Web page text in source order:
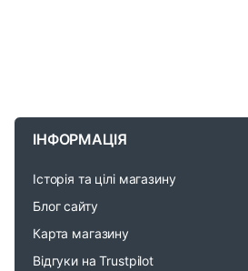
ІНФОРМАЦІЯ
Історія та цілі магазину
Блог сайту
Карта магазину
Відгуки на Trustpilot